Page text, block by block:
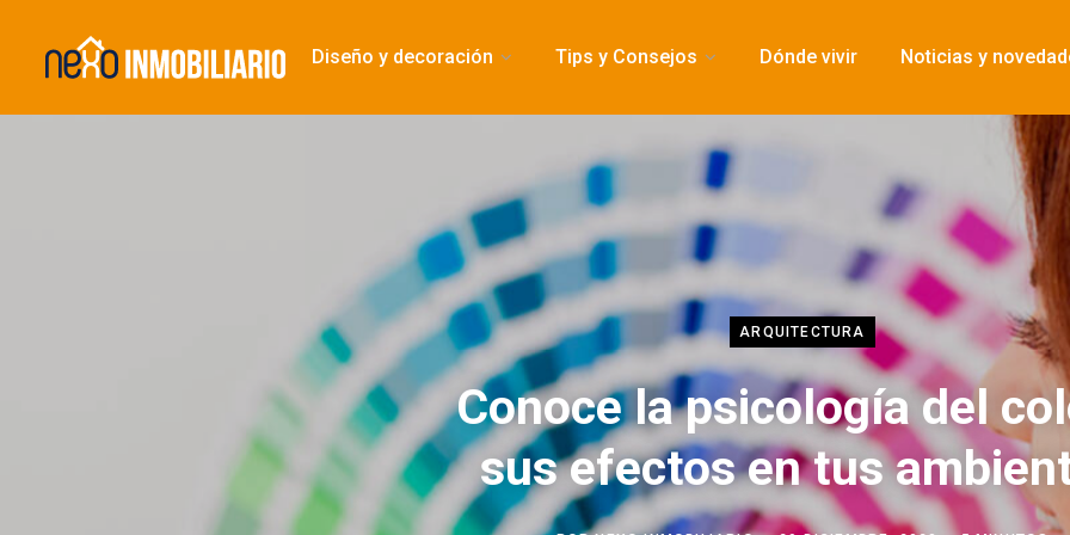
Diseño y decoración Tips y Consejos Dónde vivir Noticias y
ARQUITECTURA
Conoce la psicología del
sus efectos en tus